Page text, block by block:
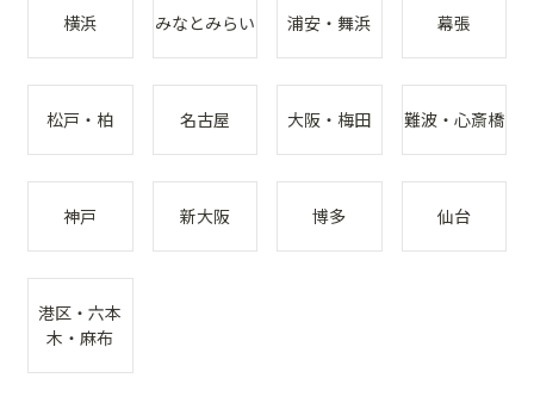
横浜 みなとみらい 浦安・舞浜 幕張
松戸・柏 名古屋 大阪・梅田 難波・心斎橋
神戸 新大阪 博多 仙台
港区・六本
木・麻布